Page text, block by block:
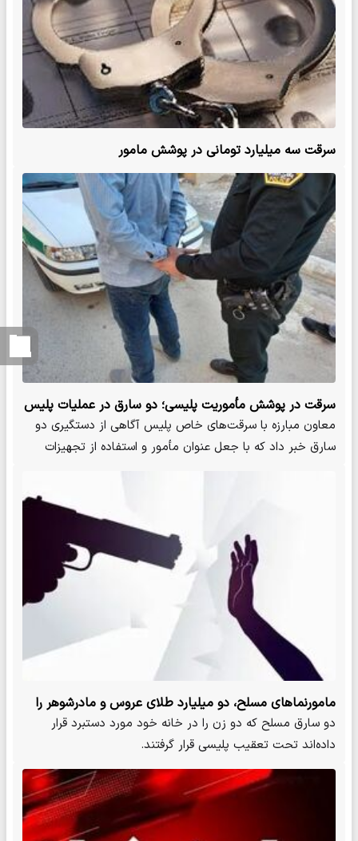
سرقت سه میلیارد تومانی در پوشش مامور
سرقت در پوشش مأموریت پلیسی؛ دو سارق در عملیات پلیس
آگاهی دستگیر شدند
معاون مبارزه با سرقت‌های خاص پلیس آگاهی از دستگیری دو
سارق خبر داد که با جعل عنوان مأمور و استفاده از تجهیزات
مامورنماهای مسلح، دو میلیارد طلای عروس و مادرشوهر را
سرقت کردند
دو سارق مسلح که دو زن را در خانه خود مورد دستبرد قرار
داده‌اند تحت تعقیب پلیسی قرار گرفتند.